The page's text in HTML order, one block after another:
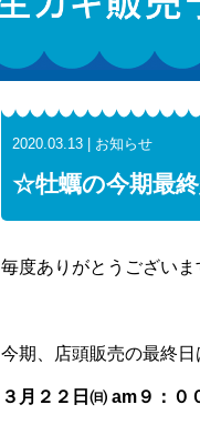
2020.03.13 | お知らせ
☆牡蠣の今期最終
毎度ありがとうございま
今期、店頭販売の最終日
３月２２日㈰ am９：